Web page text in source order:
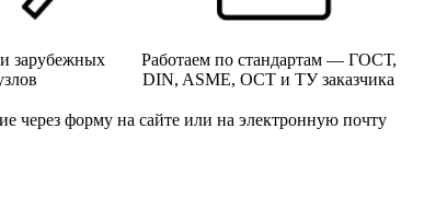
зарубежных
Работаем по стандартам — ГОСТ,
DIN, ASME, ОСТ и ТУ заказчика
через форму на сайте или на электронную почту